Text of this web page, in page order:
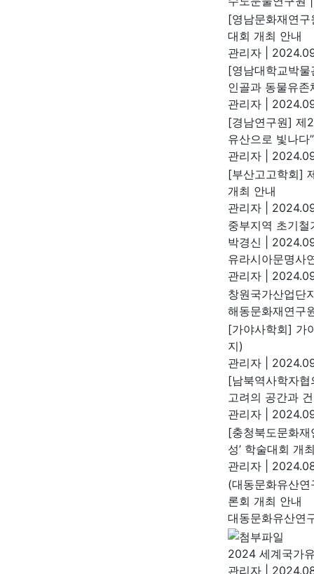
[영남문화재연
대회 개최 안내
관리자
[영남대학교박
인골과 동물유존
관리자
[경남연구원] 제
유산으로 빛나다
관리자
[부산고고학회]
개최 안내
관리자
중부지역 초기
박경신
유라시아문명사
관리자
창원국가산업단
해동문화재연구
[가야사학회] 가
지)
관리자
[남북역사학자
고려의 공간과
관리자
[충청북도문화재
성’ 학술대회 개
관리자
(대동문화유산
론회 개최 안내
대동문화유산연
2024 세계국가
관리자